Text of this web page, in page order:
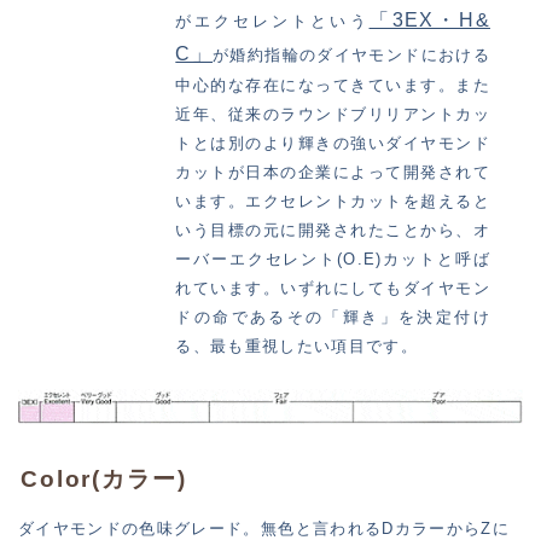
がエクセレントという
「3EX・H&
C」が婚約指輪のダイヤモンドにおける
中心的な存在になってきています。また
近年、従来のラウンドブリリアントカッ
トとは別のより輝きの強いダイヤモンド
カットが日本の企業によって開発されて
います。エクセレントカットを超えると
いう目標の元に開発されたことから、オ
ーバーエクセレント(O.E)カットと呼ば
れています。いずれにしてもダイヤモン
ドの命であるその「輝き」を決定付け
る、最も重視したい項目です。
Color(カラー)
ダイヤモンドの色味グレード。無色と言われるDカラーからZに